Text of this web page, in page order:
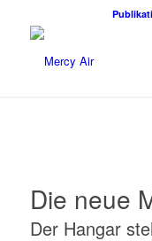
Die neue
Der Hangar